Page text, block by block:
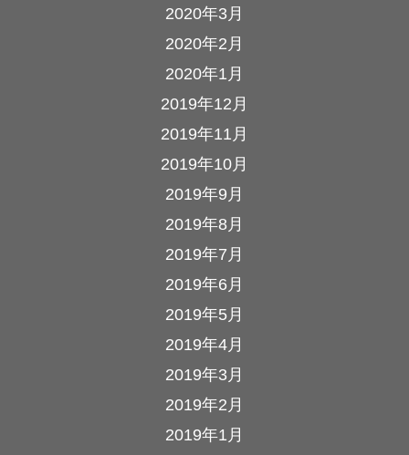
2020年3月
2020年2月
2020年1月
2019年12月
2019年11月
2019年10月
2019年9月
2019年8月
2019年7月
2019年6月
2019年5月
2019年4月
2019年3月
2019年2月
2019年1月